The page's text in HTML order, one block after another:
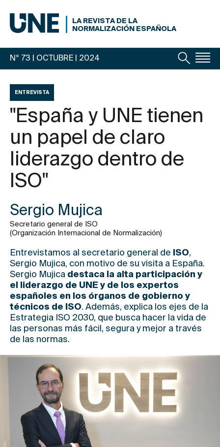
LA REVISTA DE LA
NORMALIZACIÓN ESPAÑOLA
Nº 73 | OCTUBRE | 2024
ENTREVISTA
"España y UNE tienen
un papel de claro
liderazgo dentro de
ISO"
Sergio Mujica
Secretario general de ISO
(Organización Internacional de Normalización)
Entrevistamos al secretario general de ISO,
Sergio Mujica, con motivo de su visita a España.
Sergio Mujica destaca la alta participación y
el liderazgo de UNE y de los expertos
españoles en los órganos de gobierno y
técnicos de ISO. Además, explica los ejes de la
Estrategia ISO 2030, que busca hacer la vida de
las personas más fácil, segura y mejor a través
de las normas.